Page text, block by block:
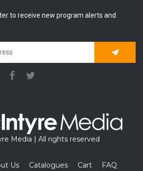
to receive new program alerts and
Media | All rights reserved
Us Catalogues Cart FAQ